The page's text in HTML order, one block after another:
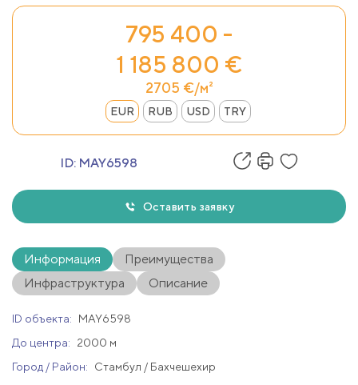
795 400 -
1 185 800 €
2705 €/м²
EUR RUB USD TRY
ID: MAY6598
Оставить заявку
Информация
Преимущества
Инфраструктура
Описание
ID объекта:
MAY6598
До центра:
2000 м
Город / Район:
Стамбул / Бахчешехир